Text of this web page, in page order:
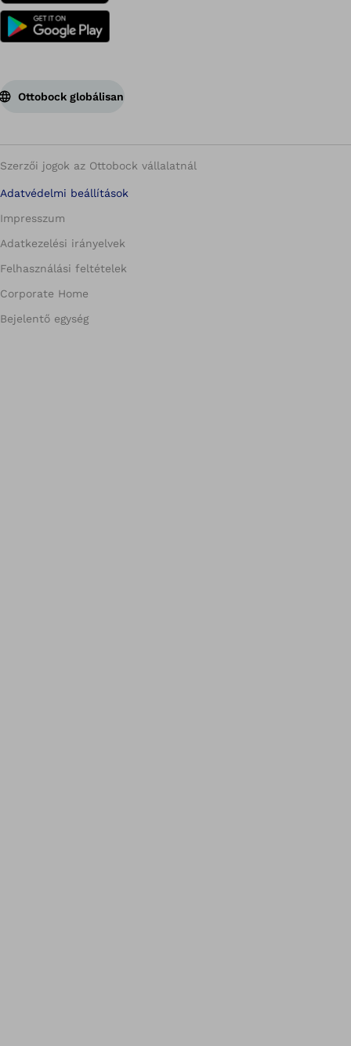
Ottobock globálisan
Szerzői jogok az Ottobock vállalatnál
Adatvédelmi beállítások
Impresszum
Adatkezelési irányelvek
Felhasználási feltételek
Corporate Home
Bejelentő egység